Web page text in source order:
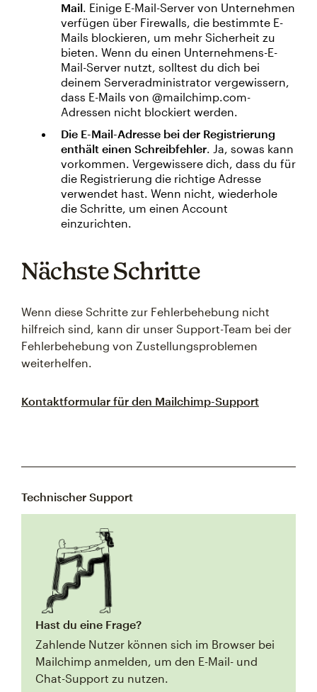
Mail. Einige E-Mail-Server von Unternehmen
verfügen über Firewalls, die bestimmte E-
Mails blockieren, um mehr Sicherheit zu
bieten. Wenn du einen Unternehmens-E-
Mail-Server nutzt, solltest du dich bei
deinem Serveradministrator vergewissern,
dass E-Mails von @mailchimp.com-
Adressen nicht blockiert werden.
Die E-Mail-Adresse bei der Registrierung
enthält einen Schreibfehler. Ja, sowas kann
vorkommen. Vergewissere dich, dass du für
die Registrierung die richtige Adresse
verwendet hast. Wenn nicht, wiederhole
die Schritte, um einen Account
einzurichten.
Nächste Schritte
Wenn diese Schritte zur Fehlerbehebung nicht
hilfreich sind, kann dir unser Support-Team bei der
Fehlerbehebung von Zustellungsproblemen
weiterhelfen.
Kontaktformular für den Mailchimp-Support
Technischer Support
Hast du eine Frage?
Zahlende Nutzer können sich im Browser bei
Mailchimp anmelden, um den E-Mail- und
Chat-Support zu nutzen.